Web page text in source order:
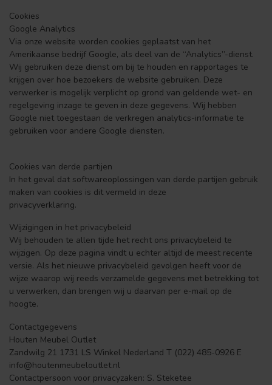
Cookies
Google Analytics
Via onze website worden cookies geplaatst van het
Amerikaanse bedrijf Google, als deel van de “Analytics”-dienst.
Wij gebruiken deze dienst om bij te houden en rapportages te
krijgen over hoe bezoekers de website gebruiken. Deze
verwerker is mogelijk verplicht op grond van geldende wet- en
regelgeving inzage te geven in deze gegevens. Wij hebben
Google niet toegestaan de verkregen analytics-informatie te
gebruiken voor andere Google diensten.
Cookies van derde partijen
In het geval dat softwareoplossingen van derde partijen gebruik
maken van cookies is dit vermeld in deze
privacyverklaring.
Wijzigingen in het privacybeleid
Wij behouden te allen tijde het recht ons privacybeleid te
wijzigen. Op deze pagina vindt u echter altijd de meest recente
versie. Als het nieuwe privacybeleid gevolgen heeft voor de
wijze waarop wij reeds verzamelde gegevens met betrekking tot
u verwerken, dan brengen wij u daarvan per e-mail op de
hoogte.
Contactgegevens
Houten Meubel Outlet
Zandwilg 21 1731 LS Winkel Nederland T (022) 485-0926 E
info@houtenmeubeloutlet.nl
Contactpersoon voor privacyzaken: S. Steketee